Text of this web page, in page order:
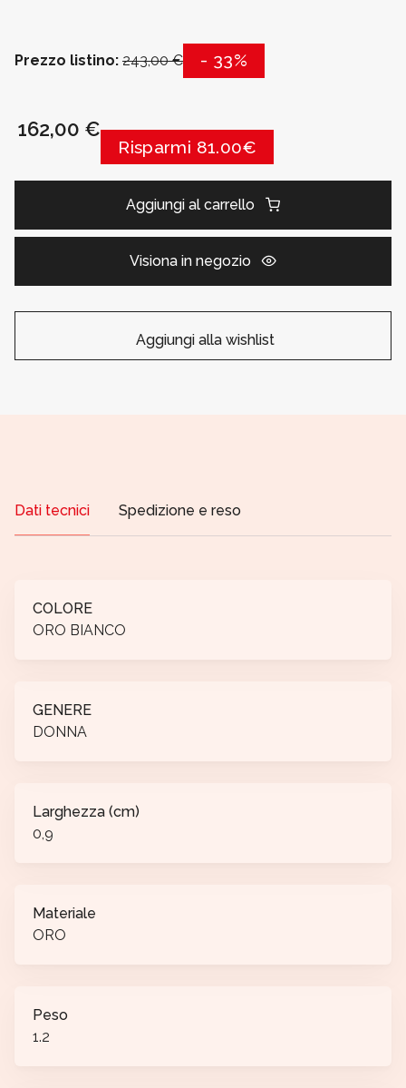
Prezzo listino: 243,00 € - 33%
162,00 €
Risparmi 81.00€
Aggiungi al carrello
Visiona in negozio
Aggiungi alla wishlist
Dati tecnici Spedizione e reso
COLORE
ORO BIANCO
GENERE
DONNA
Larghezza (cm)
0,9
Materiale
ORO
Peso
1.2